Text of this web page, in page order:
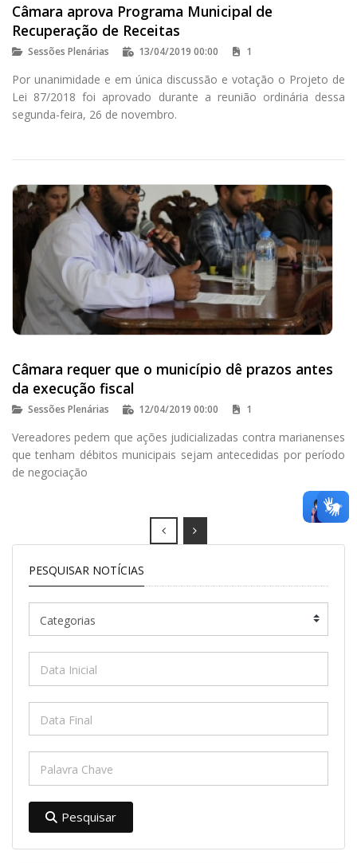
Câmara aprova Programa Municipal de
Recuperação de Receitas
Sessões Plenárias 13/04/2019 00:00 1
Por unanimidade e em única discussão e votação o Projeto de
Lei 87/2018 foi aprovado durante a reunião ordinária dessa
segunda-feira, 26 de novembro.
Câmara requer que o município dê prazos antes
da execução fiscal
Sessões Plenárias 12/04/2019 00:00 1
Vereadores pedem que ações judicializadas contra marianenses
que tenham débitos municipais sejam antecedidas por período
de negociação
Prev Next
PESQUISAR NOTÍCIAS
Pesquisar